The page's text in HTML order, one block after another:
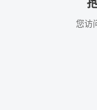
您访